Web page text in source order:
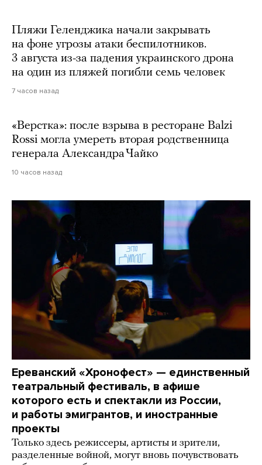
Пляжи Геленджика начали закрывать
на фоне угрозы атаки беспилотников.
3 августа из-за падения украинского дрона
на один из пляжей погибли семь человек
7 часов назад
«Верстка»: после взрыва в ресторане Balzi
Rossi могла умереть вторая родственница
генерала Александра Чайко
10 часов назад
Ереванский «Хронофест» — единственный
театральный фестиваль, в афише
которого есть и спектакли из России,
и работы эмигрантов, и иностранные
проекты
Только здесь режиссеры, артисты и зрители,
разделенные войной, могут вновь почувствовать